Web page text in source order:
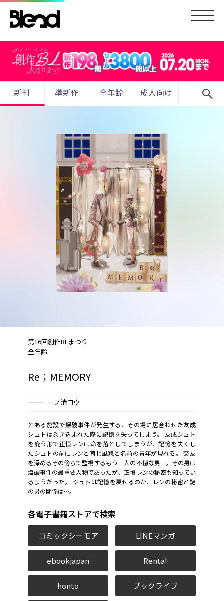
新刊 準新作 全年齢 成人向け search
第16回創作BLまつり
全年齢
Re；MEMORY
一ノ清コウ
とある施設で爆破事件が発生する、その場に居合わせた友成
シュトは巻き込まれた際に記憶を失ってしまう。 友成シュト
を庇う形で正恒レンは命を落としてしまうが、記憶を失くし
たシュトの前にレンと同じ風貌と名前の青年が現れる。 交友
を深めるその傍らで監視するもう一人の不穏な男…。その男は
爆破事件の最重要人物であったが、正恒レンの秘密も知ってい
るようだった。 シュトは記憶を戻せるのか、レンの秘密と謎
の男の関係は…。
各電子書籍ストアで検索
コミックシーモア LINEマンガ
ebookjapan Renta!
honto ブックライブ